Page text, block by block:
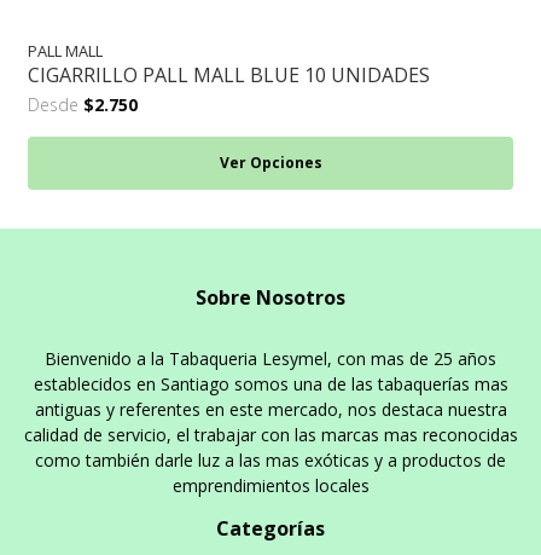
PALL MALL
CIGARRILLO PALL MALL BLUE 10 UNIDADES
Desde $2.750
Ver Opciones
Sobre Nosotros
Bienvenido a la Tabaqueria Lesymel, con mas de 25 años
establecidos en Santiago somos una de las tabaquerías mas
antiguas y referentes en este mercado, nos destaca nuestra
calidad de servicio, el trabajar con las marcas mas reconocidas
como también darle luz a las mas exóticas y a productos de
emprendimientos locales
Categorías